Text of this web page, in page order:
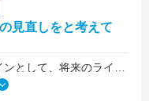
見直しをと考えて